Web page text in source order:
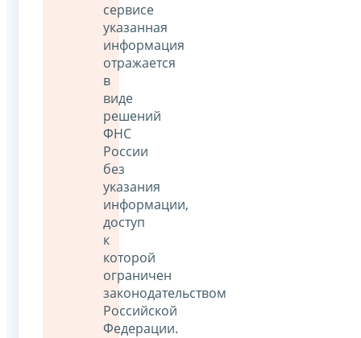
сервисе
указанная
информация
отражается
в
виде
решений
ФНС
России
без
указания
информации,
доступ
к
которой
ограничен
законодательством
Российской
Федерации.